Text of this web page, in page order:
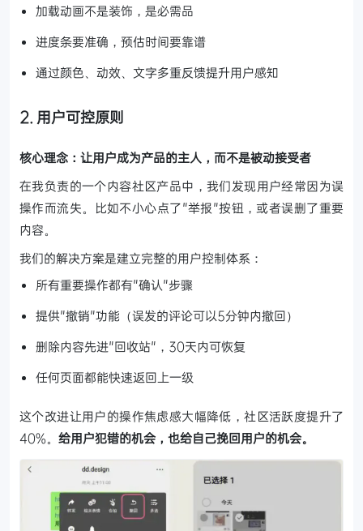
加载动画不是装饰，是必需品
进度条要准确，预估时间要靠谱
通过颜色、动效、文字多重反馈提升用户感知
2. 用户可控原则
核心理念：让用户成为产品的主人，而不是被动接受者
在我负责的一个内容社区产品中，我们发现用户经常因为误
操作而流失。比如不小心点了"举报"按钮，或者误删了重要
内容。
我们的解决方案是建立完整的用户控制体系：
所有重要操作都有"确认"步骤
提供"撤销"功能（误发的评论可以5分钟内撤回）
删除内容先进"回收站"，30天内可恢复
任何页面都能快速返回上一级
这个改进让用户的操作焦虑感大幅降低，社区活跃度提升了
40%。 给用户犯错的机会，也给自己挽回用户的机会。